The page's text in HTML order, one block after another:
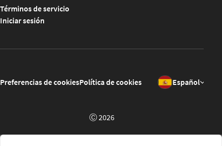
Términos de servicio
Iniciar sesión
Preferencias de cookiesPolítica de cookies Español
Ⓒ 2026